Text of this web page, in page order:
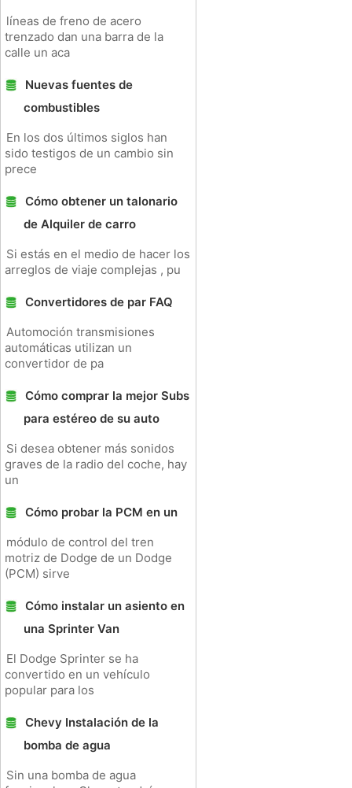
líneas de freno de acero
trenzado dan una barra de la
calle un aca
Nuevas fuentes de
combustibles
En los dos últimos siglos han
sido testigos de un cambio sin
prece
Cómo obtener un talonario
de Alquiler de carro
Si estás en el medio de hacer los
arreglos de viaje complejas , pu
Convertidores de par FAQ
Automoción transmisiones
automáticas utilizan un
convertidor de pa
Cómo comprar la mejor Subs
para estéreo de su auto
Si desea obtener más sonidos
graves de la radio del coche, hay
un
Cómo probar la PCM en un
módulo de control del tren
motriz de Dodge de un Dodge
(PCM) sirve
Cómo instalar un asiento en
una Sprinter Van
El Dodge Sprinter se ha
convertido en un vehículo
popular para los
Chevy Instalación de la
bomba de agua
Sin una bomba de agua